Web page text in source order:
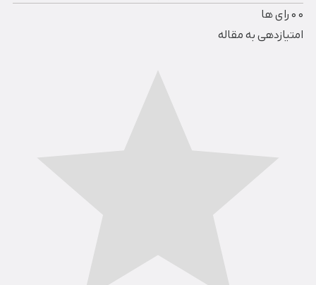
0
0رای ها
امتیازدهی به مقاله